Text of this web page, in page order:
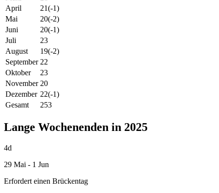
April
21(-1)
Mai
20(-2)
Juni
20(-1)
Juli
23
August
19(-2)
September 22
Oktober
23
November 20
Dezember 22(-1)
Gesamt
253
Lange Wochenenden in 2025
4d
29 Mai - 1 Jun
Erfordert einen Brückentag